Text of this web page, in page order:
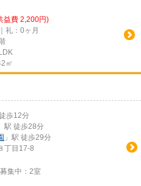
益費 2,200円)
礼：0ヶ月
㎡
歩12分
」駅 徒歩28分
」駅 徒歩29分
丁目17-8
集中： 2室